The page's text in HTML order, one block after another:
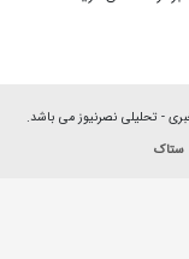
ستاک